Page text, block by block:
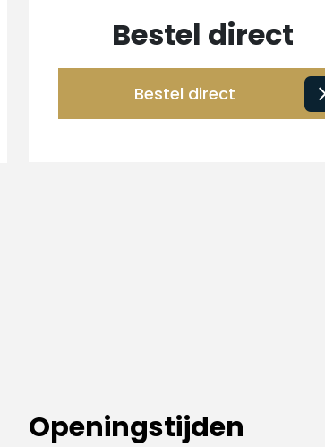
Bestel direct
Bestel direct
Openingstijden